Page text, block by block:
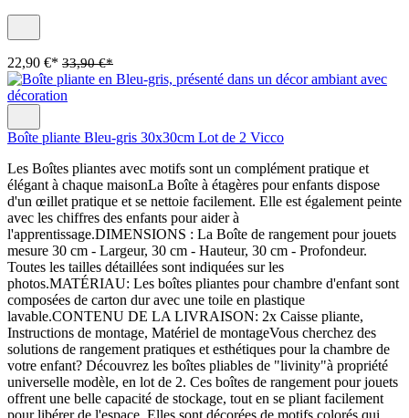
22,90 €* 33,90 €*
Boîte pliante Bleu-gris 30x30cm Lot de 2 Vicco
Les Boîtes pliantes avec motifs sont un complément pratique et
élégant à chaque maisonLa Boîte à étagères pour enfants dispose
d'un œillet pratique et se nettoie facilement. Elle est également peinte
avec les chiffres des enfants pour aider à
l'apprentissage.DIMENSIONS : La Boîte de rangement pour jouets
mesure 30 cm - Largeur, 30 cm - Hauteur, 30 cm - Profondeur.
Toutes les tailles détaillées sont indiquées sur les
photos.MATÉRIAU: Les boîtes pliantes pour chambre d'enfant sont
composées de carton dur avec une toile en plastique
lavable.CONTENU DE LA LIVRAISON: 2x Caisse pliante,
Instructions de montage, Matériel de montageVous cherchez des
solutions de rangement pratiques et esthétiques pour la chambre de
votre enfant? Découvrez les boîtes pliables de "livinity"à propriété
universelle modèle, en lot de 2. Ces boîtes de rangement pour jouets
offrent une belle capacité de stockage, tout en se pliant facilement
pour libérer de l'espace. Elles sont décorées de motifs colorés qui